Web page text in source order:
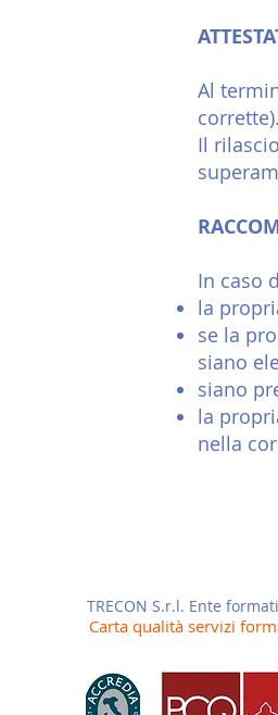
Al
corrette).
Il
In caso
la
se la
siano
siano
la
nella
TRECON S.r.l. Ente
Carta qualità servizi